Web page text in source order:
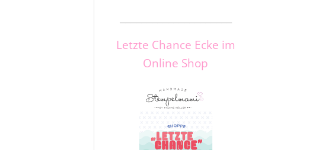
Letzte Chance Ecke im
Online Shop